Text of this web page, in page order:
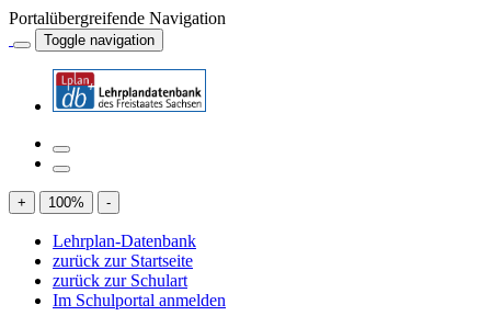
Portalübergreifende Navigation
Toggle navigation
+ 100% -
Lehrplan-Datenbank
zurück zur Startseite
zurück zur Schulart
Im Schulportal anmelden